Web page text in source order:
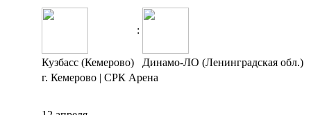
:
Кузбасс (Кемерово)
Динамо-ЛО (Ленинградская обл.)
г. Кемерово | СРК Арена